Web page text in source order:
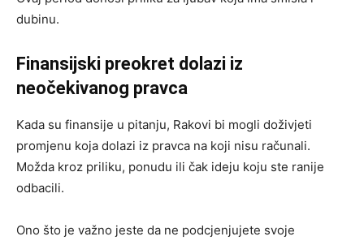
dubinu.
Finansijski preokret dolazi iz
neočekivanog pravca
Kada su finansije u pitanju, Rakovi bi mogli doživjeti
promjenu koja dolazi iz pravca na koji nisu računali.
Možda kroz priliku, ponudu ili čak ideju koju ste ranije
odbacili.
Ono što je važno jeste da ne podcjenjujete svoje